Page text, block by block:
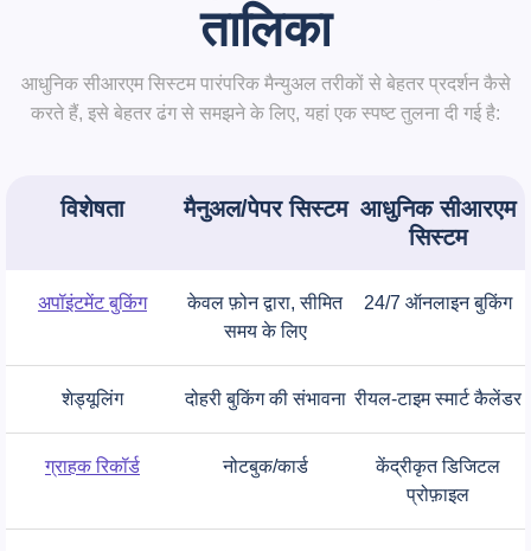
तालिका
आधुनिक सीआरएम सिस्टम पारंपरिक मैन्युअल तरीकों से बेहतर प्रदर्शन कैसे
करते हैं, इसे बेहतर ढंग से समझने के लिए, यहां एक स्पष्ट तुलना दी गई है:
विशेषता मैनुअल/पेपर सिस्टम आधुनिक सीआरएम
सिस्टम
अपॉइंटमेंट बुकिंग
केवल फ़ोन द्वारा, सीमित
समय के लिए
24/7 ऑनलाइन बुकिंग
शेड्यूलिंग दोहरी बुकिंग की संभावना रीयल-टाइम स्मार्ट कैलेंडर
ग्राहक रिकॉर्ड नोटबुक/कार्ड
केंद्रीकृत डिजिटल
प्रोफ़ाइल